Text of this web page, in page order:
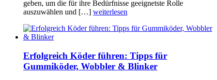
geben, um die für ihre Bedürfnisse geeignetste Rolle
auszuwählen und […] weiterlesen
Erfolgreich Köder führen: Tipps für
Gummiköder, Wobbler & Blinker